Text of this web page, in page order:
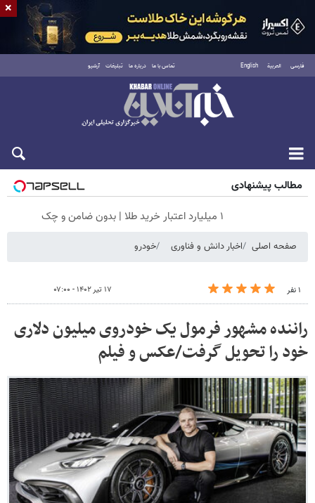
فارسی العربية English تماس با ما درباره ما تبلیغات آرشیو
جمعه ۱۶ مرداد ۱۴۰۵
مطالب پیشنهادی
۱ میلیارد اعتبار خرید طلا | بدون ضامن و چک
صفحه اصلی اخبار دانش و فناوری خودرو
۱ نفر ۱۷ تیر ۱۴۰۲ - ۰۷:۰۰
راننده مشهور فرمول یک خودروی میلیون دلاری
خود را تحویل گرفت/عکس و فیلم
×